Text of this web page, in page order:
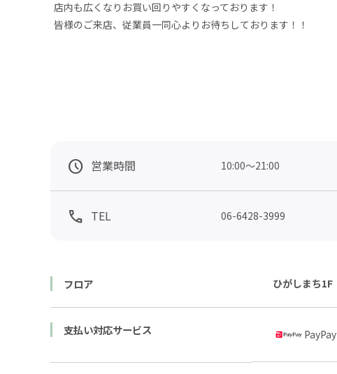
店内も広くなりお買い回りやすくなっております！
皆様のご来店、従業員一同心よりお待ちしております！！
営業時間
TEL 06-6428-3999
フロア ひがしまち1F
支払い対応サービス PayPay